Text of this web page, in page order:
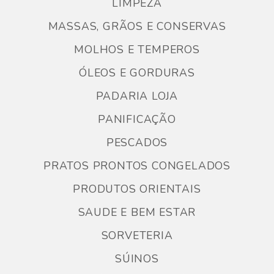
LIMPEZA
MASSAS, GRÃOS E CONSERVAS
MOLHOS E TEMPEROS
ÓLEOS E GORDURAS
PADARIA LOJA
PANIFICAÇÃO
PESCADOS
PRATOS PRONTOS CONGELADOS
PRODUTOS ORIENTAIS
SAUDE E BEM ESTAR
SORVETERIA
SÚINOS